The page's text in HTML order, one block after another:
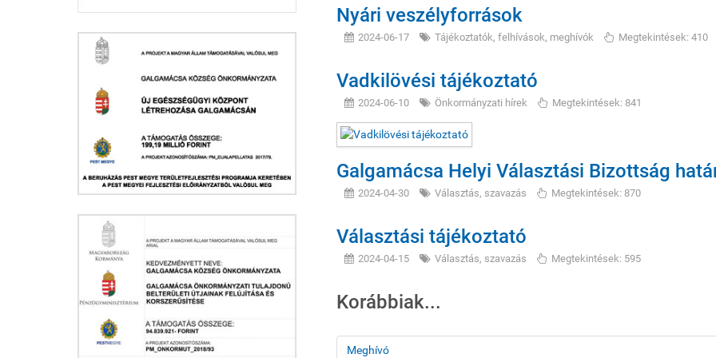
Nyári veszélyforrások
2024-06-17 Tájékoztatók, felhívások, meghívók Megtekintések: 410
Vadkilövési tájékoztató
2024-06-10 Önkormányzati hírek Megtekintések: 841
Galgamácsa Helyi Választási Bizottság
2024-04-30 Választás, szavazás Megtekintések: 870
Választási tájékoztató
2024-04-15 Választás, szavazás Megtekintések: 595
Korábbiak...
Meghívó